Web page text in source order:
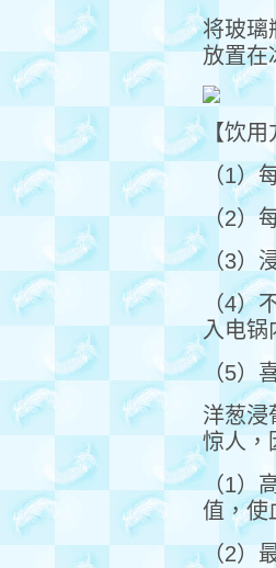
将玻璃
放置在
【饮用
（1）
（2）
（3）
（4）
入电锅
（5）
洋葱浸
惊人，
（1）
值，使
（2）